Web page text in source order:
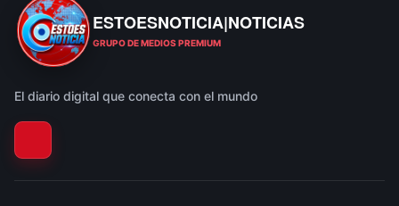
ESTOESNOTICIA|NOTICIAS
ESTOESNOTICIA|NOTICIAS
GRUPO DE MEDIOS PREMIUM
El diario digital que conecta con el mundo